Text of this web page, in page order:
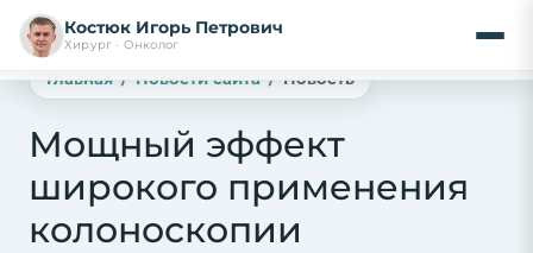
Костюк Игорь Петрович
Хирург · Онколог
Главная Новости сайта Новость
Мощный эффект
широкого применения
колоноскопии